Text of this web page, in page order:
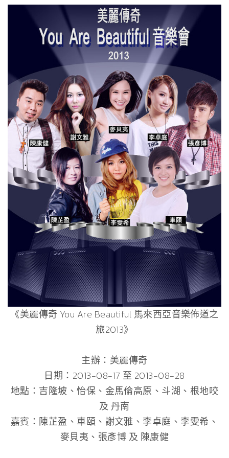
《美麗傳奇 You Are Beautiful 馬來西亞音樂佈道之
旅2013》
主辦：美麗傳奇
日期：2013-08-17 至 2013-08-28
地點：吉隆坡、怡保、金馬倫高原、斗湖、根地咬
及 丹南
嘉賓：陳芷盈、車頤、謝文雅、李卓庭、李雯希、
麥貝夷、張彥博 及 陳康健